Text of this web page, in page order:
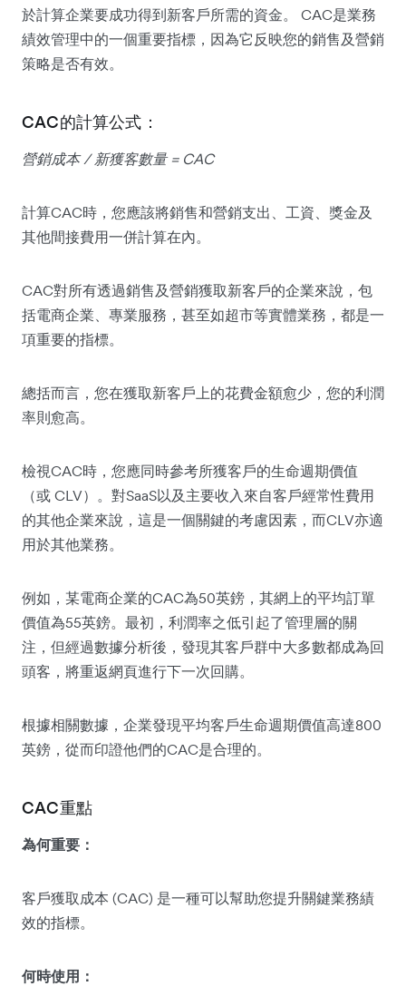
於計算企業要成功得到新客戶所需的資金。 CAC是業務
績效管理中的一個重要指標，因為它反映您的銷售及營銷
策略是否有效。
CAC的計算公式：
營銷成本 / 新獲客數量 = CAC
計算CAC時，您應該將銷售和營銷支出、工資、獎金及
其他間接費用一併計算在內。
CAC對所有透過銷售及營銷獲取新客戶的企業來說，包
括電商企業、專業服務，甚至如超市等實體業務，都是一
項重要的指標。
總括而言，您在獲取新客戶上的花費金額愈少，您的利潤
率則愈高。
檢視CAC時，您應同時參考所獲客戶的生命週期價值
（或 CLV）。對SaaS以及主要收入來自客戶經常性費用
的其他企業來說，這是一個關鍵的考慮因素，而CLV亦適
用於其他業務。
例如，某電商企業的CAC為50英鎊，其網上的平均訂單
價值為55英鎊。最初，利潤率之低引起了管理層的關
注，但經過數據分析後，發現其客戶群中大多數都成為回
頭客，將重返網頁進行下一次回購。
根據相關數據，企業發現平均客戶生命週期價值高達800
英鎊，從而印證他們的CAC是合理的。
CAC重點
為何重要：
客戶獲取成本 (CAC) 是一種可以幫助您提升關鍵業務績
效的指標。
何時使用：